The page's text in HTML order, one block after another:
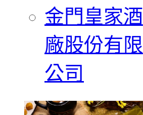
金門皇家酒
廠股份有限
公司